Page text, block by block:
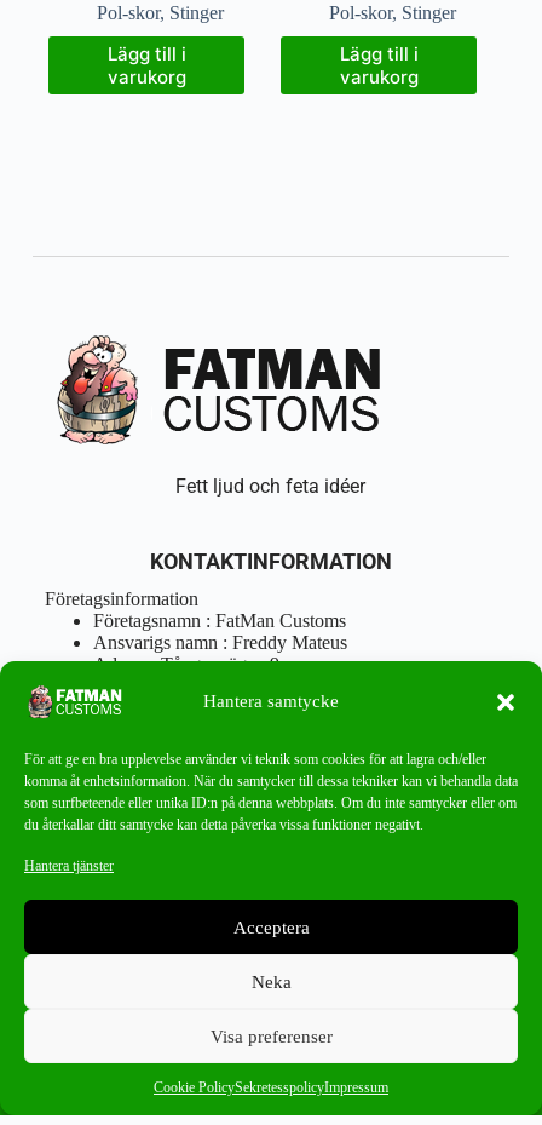
Hantera samtycke
För att ge en bra upplevelse använder vi teknik som cookies för att lagra och/eller
komma åt enhetsinformation. När du samtycker till dessa tekniker kan vi behandla data
som surfbeteende eller unika ID:n på denna webbplats. Om du inte samtycker eller om
du återkallar ditt samtycke kan detta påverka vissa funktioner negativt.
Hantera tjänster
Acceptera
Neka
Visa preferenser
Cookie PolicySekretesspolicyImpressum
Pol-skor, Stinger
Lägg till i
varukorg
Pol-skor, Stinger
Lägg till i
varukorg
Fett ljud och feta idéer
KONTAKTINFORMATION
Företagsinformation
Företagsnamn : FatMan Customs
Ansvarigs namn : Freddy Mateus
Adress : Tångenvägen 9
Postnr : 417 46 Göteborg
Tel : 0762919666
info@fatmancustoms.se
Mån – Fre 10:00 – 18:00
Lör -11:00 – 15:00
Missa aldrig ett bra erbjudande!